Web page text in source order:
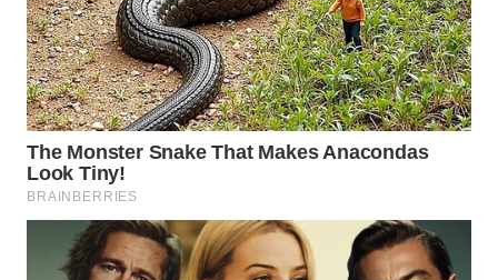
WN
SULUT
WN
MALUKU
MALUT